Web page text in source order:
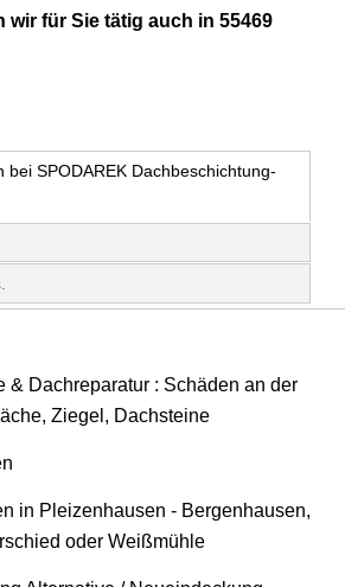
wir für Sie tätig auch in 55469
bei SPODAREK Dachbeschichtung-